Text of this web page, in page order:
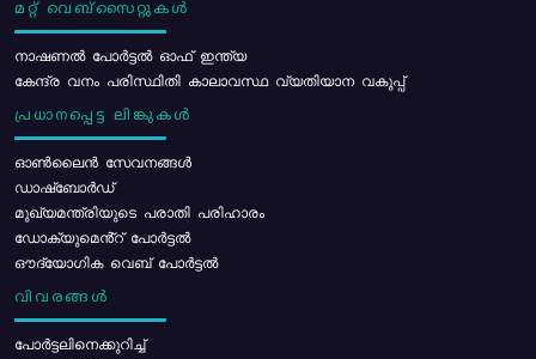
മറ്റ് വെബ്സൈറ്റുകൾ
നാഷണൽ പോർട്ടൽ ഓഫ് ഇന്ത്യ
കേന്ദ്ര വനം പരിസ്ഥിതി കാലാവസ്ഥ വ്യതിയാന വകുപ്പ്
പ്രധാനപ്പെട്ട ലിങ്കുകൾ
ഓൺലൈൻ സേവനങ്ങൾ
ഡാഷ്ബോർഡ്
മുഖ്യമന്ത്രിയുടെ പരാതി പരിഹാരം
ഡോക്യുമെൻ്റ് പോർട്ടൽ
ഔദ്യോഗിക വെബ് പോർട്ടൽ
വിവരങ്ങൾ
പോര്‍ട്ടലിനെക്കുറിച്ച്